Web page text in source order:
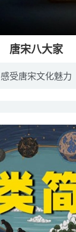
唐宋八大家
感受唐宋文化魅力